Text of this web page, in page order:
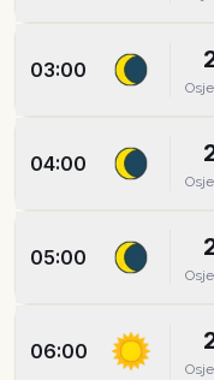
03:00
04:00
05:00
06:00